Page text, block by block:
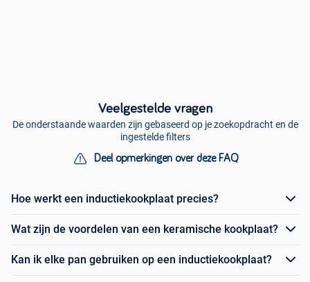
Veelgestelde vragen
De onderstaande waarden zijn gebaseerd op je zoekopdracht en de
ingestelde filters
Deel opmerkingen over deze FAQ
Hoe werkt een inductiekookplaat precies?
Wat zijn de voordelen van een keramische kookplaat?
Kan ik elke pan gebruiken op een inductiekookplaat?